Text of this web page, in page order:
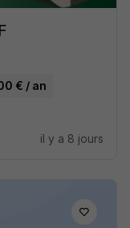
€ / an
il y a 8 jours